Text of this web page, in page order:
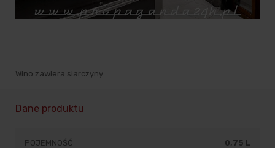
Wino zawiera siarczyny.
Dane produktu
POJEMNOŚĆ 0,75 L